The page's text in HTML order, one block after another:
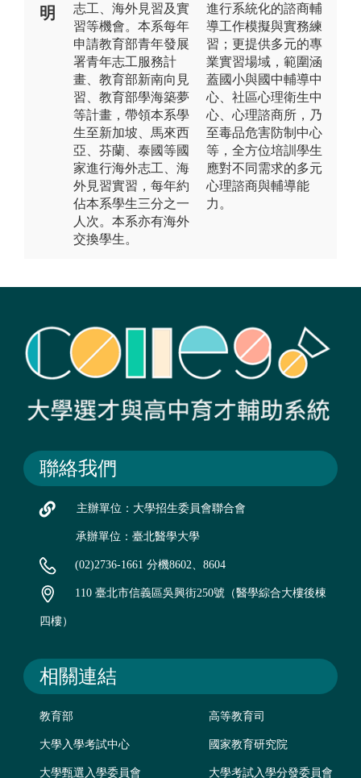
明
志工、海外見習及實
習等機會。本系每年
申請教育部青年發展
署青年志工服務計
畫、教育部新南向見
習、教育部學海築夢
等計畫，帶領本系學
生至新加坡、馬來西
亞、芬蘭、泰國等國
家進行海外志工、海
外見習實習，每年約
佔本系學生三分之一
人次。本系亦有海外
交換學生。
進行系統化的諮商輔
導工作模擬與實務練
習；更提供多元的專
業實習場域，範圍涵
蓋國小與國中輔導中
心、社區心理衛生中
心、心理諮商所，乃
至毒品危害防制中心
等，全方位培訓學生
應對不同需求的多元
心理諮商與輔導能
力。
聯絡我們
主辦單位：大學招生委員會聯合會
承辦單位：臺北醫學大學
(02)2736-1661 分機8602、8604
110 臺北市信義區吳興街250號（醫學綜合大樓後棟
四樓）
相關連結
教育部 高等教育司
大學入學考試中心 國家教育研究院
大學甄選入學委員會 大學考試入學分發委員會